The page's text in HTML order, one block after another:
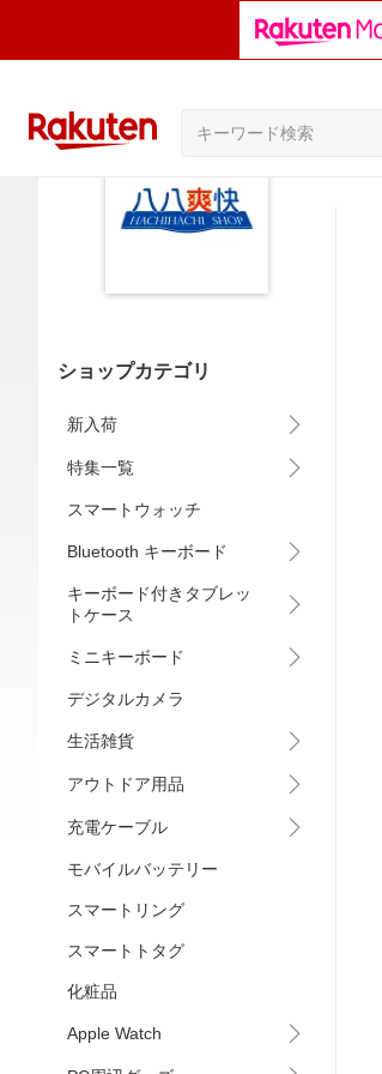
ショップカテゴリ
新入荷
特集一覧
スマートウォッチ
Bluetooth キーボード
キーボード付きタブレッ
トケース
ミニキーボード
デジタルカメラ
生活雑貨
アウトドア用品
充電ケーブル
モバイルバッテリー
スマートリング
スマートトタグ
化粧品
Apple Watch